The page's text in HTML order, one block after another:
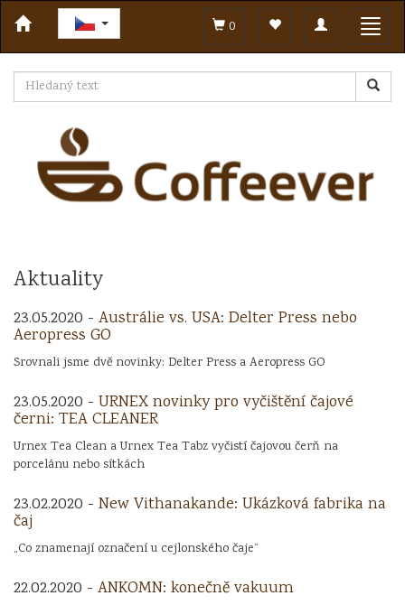
Toggle
navigation
0
Aktuality
23.05.2020 - Austrálie vs. USA: Delter Press nebo
Aeropress GO
Srovnali jsme dvě novinky: Delter Press a Aeropress GO
23.05.2020 - URNEX novinky pro vyčištění čajové
černi: TEA CLEANER
Urnex Tea Clean a Urnex Tea Tabz vyčistí čajovou čerň na
porcelánu nebo sítkách
23.02.2020 - New Vithanakande: Ukázková fabrika na
čaj
„Co znamenají označení u cejlonského čaje“
22.02.2020 - ANKOMN: konečně vakuum